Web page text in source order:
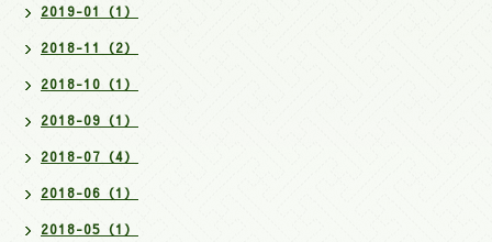
2019-01（1）
2018-11（2）
2018-10（1）
2018-09（1）
2018-07（4）
2018-06（1）
2018-05（1）